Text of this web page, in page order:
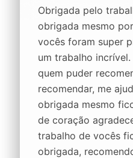
Obrigada pelo
obrigada mesmo
vocês foram super
um trabalho
quem puder
recomendar, me
obrigada mesmo
de coração
trabalho de vocês
obrigada,